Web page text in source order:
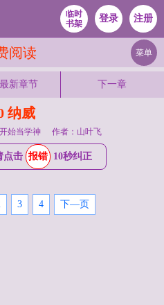
临时
书架
登录 注册
阅读 菜单
新章节 下一章
纳威
始当学神 作者：山叶飞
点击 报错 10秒纠正
3 4 下—页